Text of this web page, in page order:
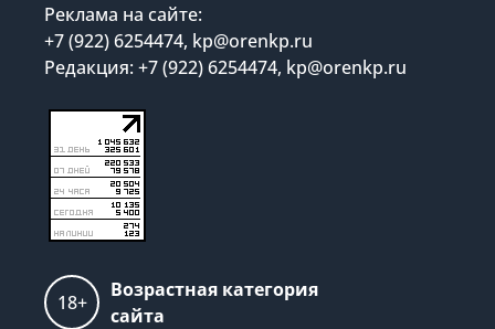
Реклама на сайте:
+7 (922) 6254474, kp@orenkp.ru
Редакция: +7 (922) 6254474, kp@orenkp.ru
18+
Возрастная категория
сайта